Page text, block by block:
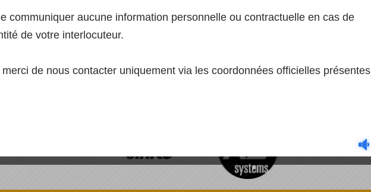
communiquer aucune information personnelle ou contractuelle en cas de
de votre interlocuteur.
de nous contacter uniquement via les coordonnées officielles présentes